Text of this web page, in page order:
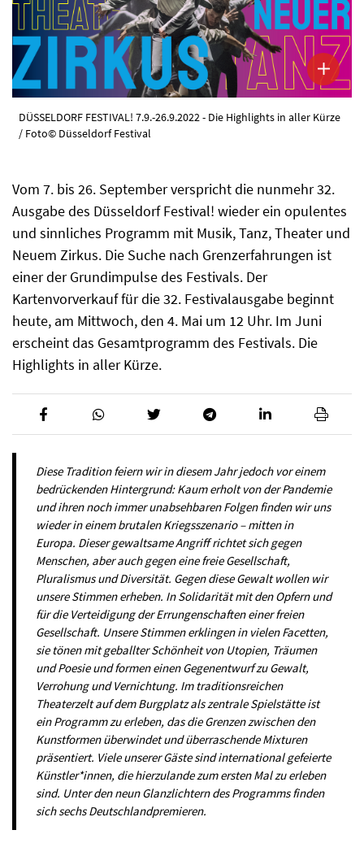
DÜSSELDORF FESTIVAL! 7.9.-26.9.2022 - Die Highlights in aller Kürze
/ Foto© Düsseldorf Festival
Vom 7. bis 26. September verspricht die nunmehr 32.
Ausgabe des Düsseldorf Festival! wieder ein opulentes
und sinnliches Programm mit Musik, Tanz, Theater und
Neuem Zirkus. Die Suche nach Grenzerfahrungen ist
einer der Grundimpulse des Festivals. Der
Kartenvorverkauf für die 32. Festivalausgabe beginnt
heute, am Mittwoch, den 4. Mai um 12 Uhr. Im Juni
erscheint das Gesamtprogramm des Festivals. Die
Highlights in aller Kürze.
Diese Tradition feiern wir in diesem Jahr jedoch vor einem
bedrückenden Hintergrund: Kaum erholt von der Pandemie
und ihren noch immer unabsehbaren Folgen finden wir uns
wieder in einem brutalen Kriegsszenario – mitten in
Europa. Dieser gewaltsame Angriff richtet sich gegen
Menschen, aber auch gegen eine freie Gesellschaft,
Pluralismus und Diversität. Gegen diese Gewalt wollen wir
unsere Stimmen erheben. In Solidarität mit den Opfern und
für die Verteidigung der Errungenschaften einer freien
Gesellschaft. Unsere Stimmen erklingen in vielen Facetten,
sie tönen mit geballter Schönheit von Utopien, Träumen
und Poesie und formen einen Gegenentwurf zu Gewalt,
Verrohung und Vernichtung. Im traditionsreichen
Theaterzelt auf dem Burgplatz als zentrale Spielstätte ist
ein Programm zu erleben, das die Grenzen zwischen den
Kunstformen überwindet und überraschende Mixturen
präsentiert. Viele unserer Gäste sind international gefeierte
Künstler*innen, die hierzulande zum ersten Mal zu erleben
sind. Unter den neun Glanzlichtern des Programms finden
sich sechs Deutschlandpremieren.